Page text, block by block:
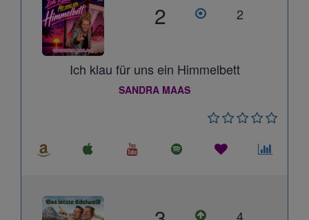
2 2
Ich klau für uns ein Himmelbett
SANDRA MAAS
4